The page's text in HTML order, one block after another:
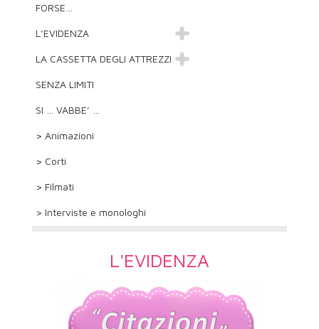
FORSE…
L’EVIDENZA
LA CASSETTA DEGLI ATTREZZI
SENZA LIMITI
SI … VABBE’ …
> Animazioni
> Corti
> Filmati
> Interviste e monologhi
L'EVIDENZA